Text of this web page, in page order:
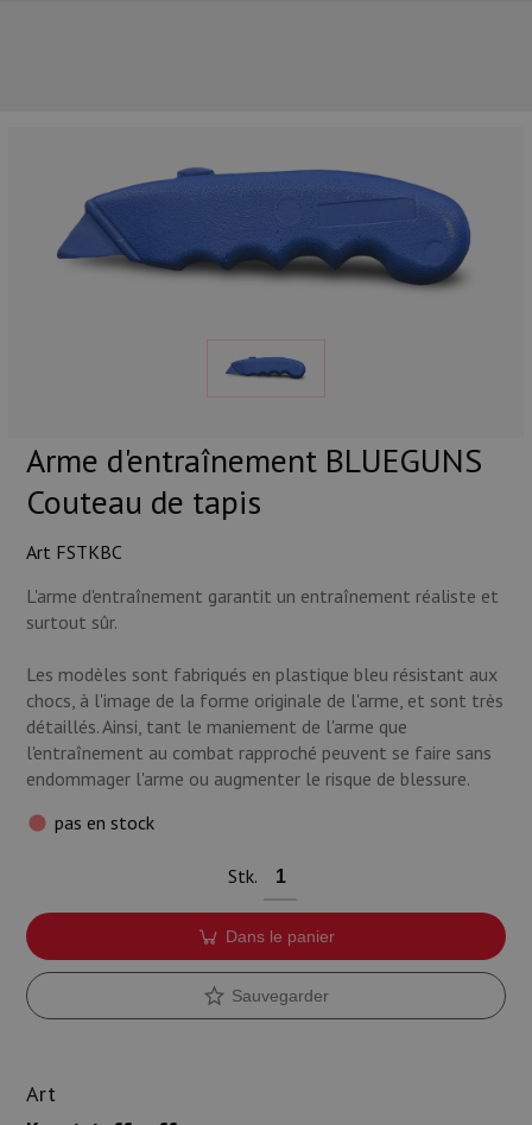
Arme d'entraînement BLUEGUNS
Couteau de tapis
Art FSTKBC
L'arme d'entraînement garantit un entraînement réaliste et
surtout sûr.
Les modèles sont fabriqués en plastique bleu résistant aux
chocs, à l'image de la forme originale de l'arme, et sont très
détaillés. Ainsi, tant le maniement de l'arme que
l'entraînement au combat rapproché peuvent se faire sans
endommager l'arme ou augmenter le risque de blessure.
pas en stock
Stk.
Dans le panier
Sauvegarder
Art
NOS PRINCIPALES MARQUES
NOS CATÉGORIES PRINCIPALES
Munitions
Armes